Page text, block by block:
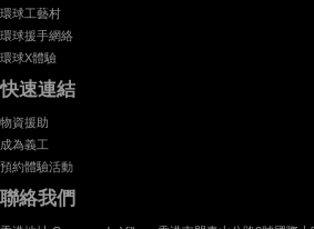
環球工藝村
環球援手網絡
環球X體驗
快速連結
物資援助
成為義工
預約體驗活動
聯絡我們